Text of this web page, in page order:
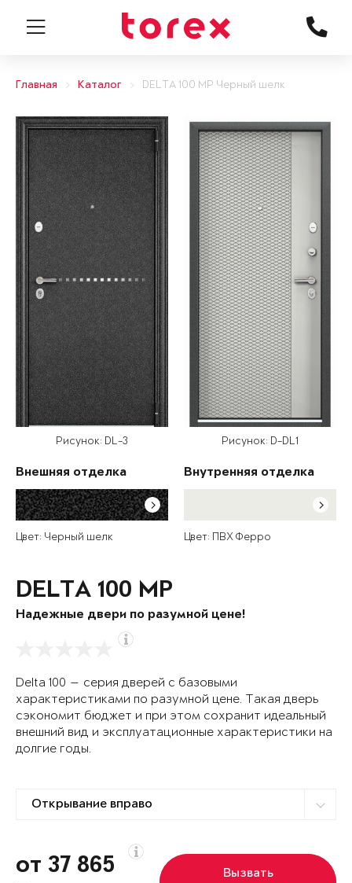
Главная Каталог DELTA 100 MP Черный шелк
Рисунок: DL-3
Внешняя отделка
Цвет: Черный шелк
Рисунок: D-DL1
Внутренняя отделка
Цвет: ПВХ Ферро
DELTA 100 MP
Надежные двери по разумной цене!
Delta 100 — серия дверей с базовыми
характеристиками по разумной цене. Такая дверь
сэкономит бюджет и при этом сохранит идеальный
внешний вид и эксплуатационные характеристики на
долгие годы.
от 37 865
Вызвать